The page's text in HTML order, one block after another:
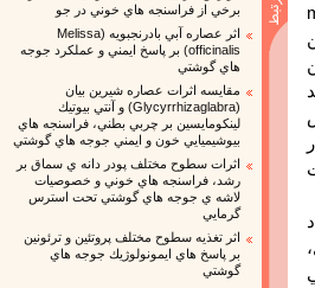
برخي از فراسنجه هاي خوني در جو
اثر عصاره آبي بادرنجبويه (Melissa
officinalis) بر پاسخ ايمني و عملكرد جوجه
هاي گوشتي
مقايسه اثرات عصاره شيرين بيان
(Glycyrrhizaglabra) و آنتي بيوتيك
لينكومايسين بر چربي بطني، فراسنجه هاي
بيوشيميايي خون و ايمني جوجه هاي گوشتي
اثرات سطوح مختلف پودر دانه ي سماق بر
رشد، فراسنجه هاي خوني و خصوصيات
لاشه ي جوجه هاي گوشتي تحت استرس
گرمايي
اثر تغذيه سطوح مختلف پروتئين و ترئونين
بر پاسخ هاي ايمونولوژيك جوجه هاي
گوشتي